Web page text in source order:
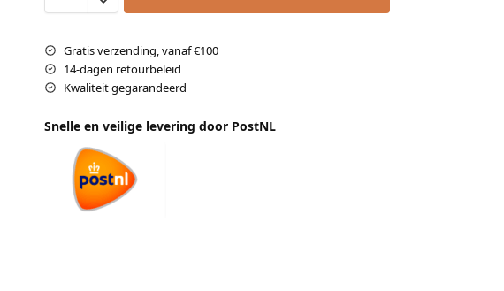
Gratis verzending, vanaf €100
14-dagen retourbeleid
Kwaliteit gegarandeerd
Snelle en veilige levering door PostNL